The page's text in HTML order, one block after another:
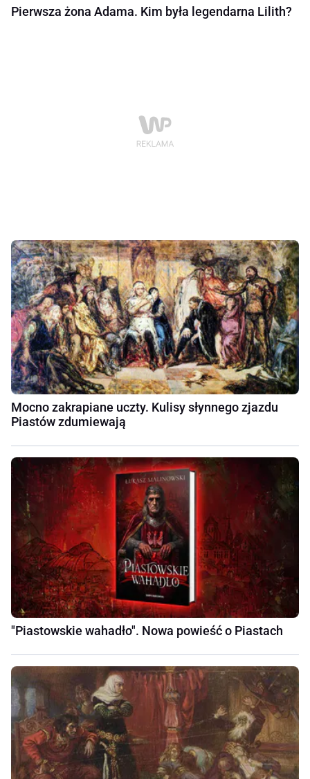
Pierwsza żona Adama. Kim była legendarna Lilith?
Mocno zakrapiane uczty. Kulisy słynnego zjazdu
Piastów zdumiewają
"Piastowskie wahadło". Nowa powieść o Piastach